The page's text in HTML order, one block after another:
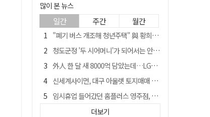
많이 본 뉴스
일간 주간 월간
"폐기 버스 개조해 청년주택" 與 황희…'딸 학비는 年 4200만원'
청도군정 '두 시어머니'가 되어서는 안된다
外人 한 달 새 8000억 담았는데…LG이노텍 목표주가는 왜 엇갈릴까
신세계사이먼, 대구 아울렛 토지매매 계약 체결… 사업 본궤도
임시휴업 들어갔던 홈플러스 영주점, 7일 영업 재개…지하 1층만 운영
SK하이닉스, 주당 375원 분기 배당 공시…"3분기 중 주주환원 방안 확정"
더보기